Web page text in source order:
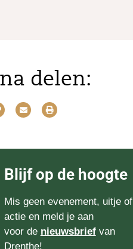
delen:
Blijf op de hoogte
Mis geen evenement, uitje of
actie en meld je aan
voor de nieuwsbriefvan
Drenthe!